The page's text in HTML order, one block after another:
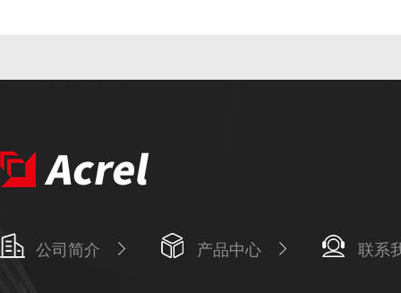
公司简介 产品中心 联系